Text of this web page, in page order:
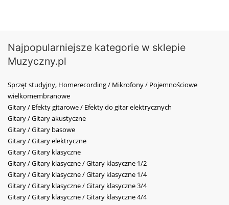
Najpopularniejsze kategorie w sklepie
Muzyczny.pl
Sprzęt studyjny, Homerecording / Mikrofony / Pojemnościowe
wielkomembranowe
Gitary / Efekty gitarowe / Efekty do gitar elektrycznych
Gitary / Gitary akustyczne
Gitary / Gitary basowe
Gitary / Gitary elektryczne
Gitary / Gitary klasyczne
Gitary / Gitary klasyczne / Gitary klasyczne 1/2
Gitary / Gitary klasyczne / Gitary klasyczne 1/4
Gitary / Gitary klasyczne / Gitary klasyczne 3/4
Gitary / Gitary klasyczne / Gitary klasyczne 4/4